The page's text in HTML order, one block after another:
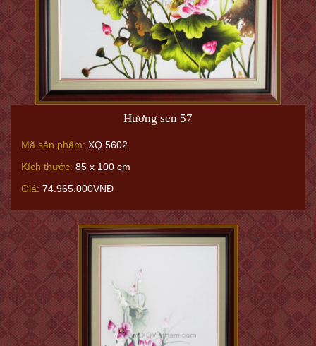
Hương sen 57
Mã sản phẩm: XQ.5602
Kích thước: 85 x 100 cm
Giá: 74.965.000VNĐ